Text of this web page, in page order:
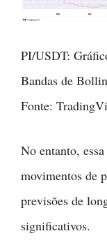
PI/USDT:
Bandas de
Fonte:
No entanto,
movimentos de
previsões de
significativos.